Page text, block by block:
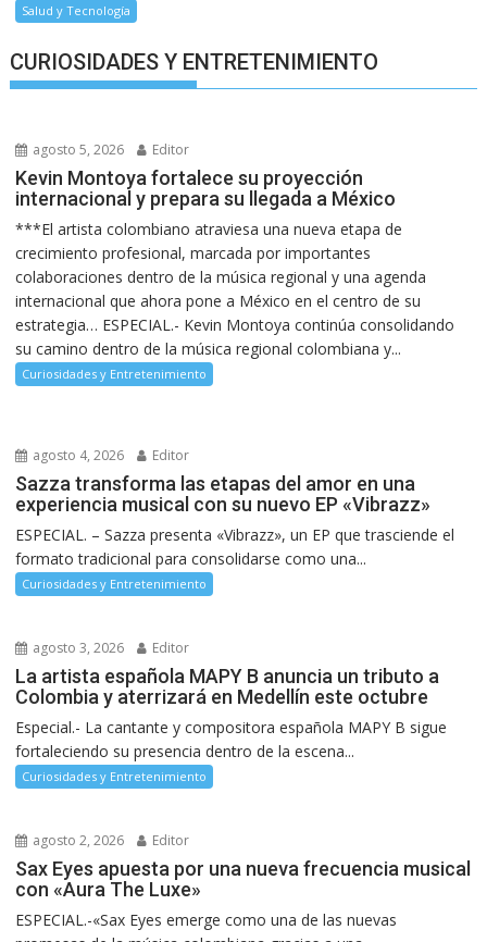
Salud y Tecnología
CURIOSIDADES Y ENTRETENIMIENTO
agosto 5, 2026 Editor
Kevin Montoya fortalece su proyección
internacional y prepara su llegada a México
***El artista colombiano atraviesa una nueva etapa de
crecimiento profesional, marcada por importantes
colaboraciones dentro de la música regional y una agenda
internacional que ahora pone a México en el centro de su
estrategia… ESPECIAL.- Kevin Montoya continúa consolidando
su camino dentro de la música regional colombiana y...
Curiosidades y Entretenimiento
agosto 4, 2026 Editor
Sazza transforma las etapas del amor en una
experiencia musical con su nuevo EP «Vibrazz»
ESPECIAL. – Sazza presenta «Vibrazz», un EP que trasciende el
formato tradicional para consolidarse como una...
Curiosidades y Entretenimiento
agosto 3, 2026 Editor
La artista española MAPY B anuncia un tributo a
Colombia y aterrizará en Medellín este octubre
Especial.- La cantante y compositora española MAPY B sigue
fortaleciendo su presencia dentro de la escena...
Curiosidades y Entretenimiento
agosto 2, 2026 Editor
Sax Eyes apuesta por una nueva frecuencia musical
con «Aura The Luxe»
ESPECIAL.-«Sax Eyes emerge como una de las nuevas